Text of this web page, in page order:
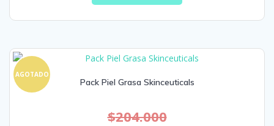
AGOTADO
Pack Piel Grasa Skinceuticals
$204.000